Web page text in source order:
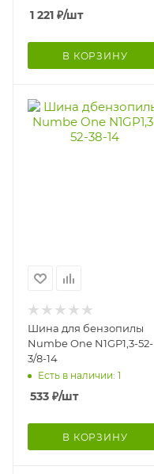
1 221 ₽/шт
В КОРЗИНУ
Шина для бензопилы
Numbe One N1GP1,3-52-
3/8-14
Есть в наличии: 1
533 ₽/шт
В КОРЗИНУ